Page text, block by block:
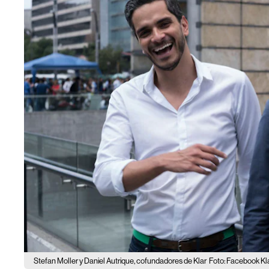
Stefan Moller y Daniel Autrique, cofundadores de Klar Foto: Facebook